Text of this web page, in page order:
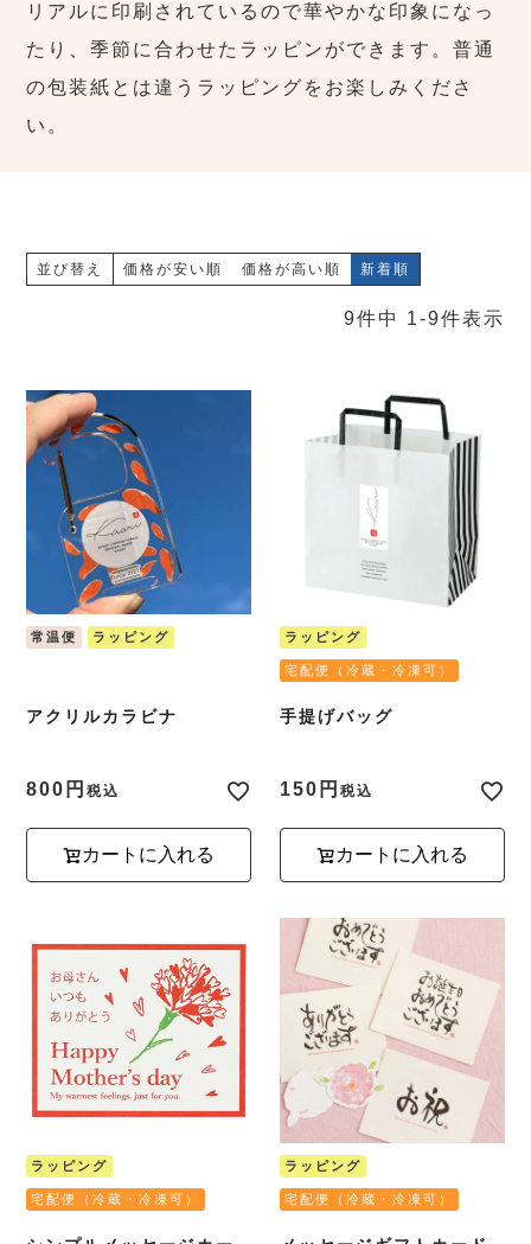
リアルに印刷されているので華やかな印象になっ
たり、季節に合わせたラッピンができます。普通
の包装紙とは違うラッピングをお楽しみくださ
い。
並び替え 価格が安い順 価格が高い順 新着順
9件中 1-9件表示
常温便 ラッピング
アクリルカラビナ
800 税込
カートに入れる
ラッピング
宅配便（冷蔵・冷凍可）
手提げバッグ
150 税込
カートに入れる
ラッピング
宅配便（冷蔵・冷凍可）
ラッピング
宅配便（冷蔵・冷凍可）